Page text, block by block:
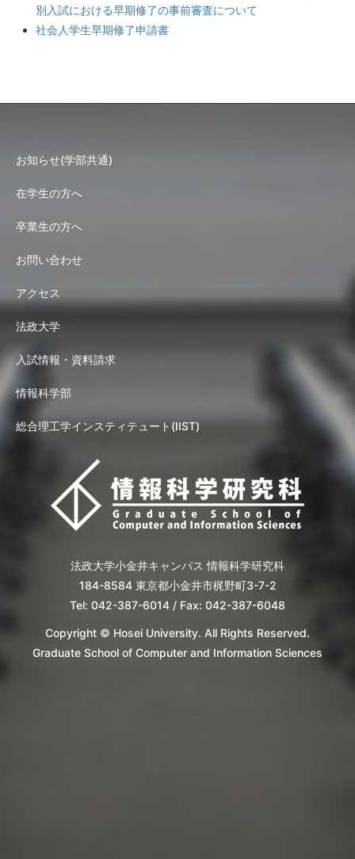
別入試における早期修了の事前審査について
社会人学生早期修了申請書
お知らせ(学部共通)
在学生の方へ
卒業生の方へ
お問い合わせ
アクセス
法政大学
入試情報・資料請求
情報科学部
総合理工学インスティテュート(IIST)
法政大学小金井キャンパス 情報科学研究科
184-8584 東京都小金井市梶野町3-7-2
Tel: 042-387-6014 / Fax: 042-387-6048
Copyright © Hosei University. All Rights Reserved.
Graduate School of Computer and Information Sciences